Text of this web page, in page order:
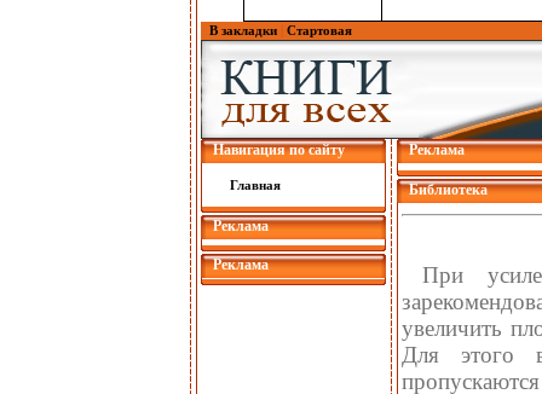
В закладки Стартовая
Навигация по сайту
Главная
Реклама
Реклама
Реклама
Библиотека
При
увеличить
Для этого